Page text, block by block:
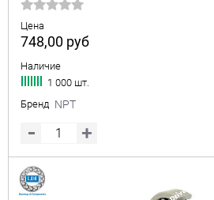
Цена
748,00 руб
Наличие
1 000 шт.
Бренд NPT